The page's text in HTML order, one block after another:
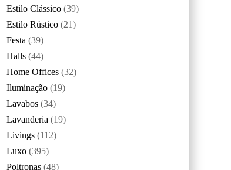
Estilo Clássico (39)
Estilo Rústico (21)
Festa (39)
Halls (44)
Home Offices (32)
Iluminação (19)
Lavabos (34)
Lavanderia (19)
Livings (112)
Luxo (395)
Poltronas (48)